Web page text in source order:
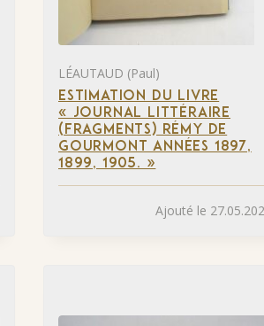
LÉAUTAUD (Paul)
ESTIMATION DU LIVRE
« JOURNAL LITTÉRAIRE
(FRAGMENTS) RÉMY DE
GOURMONT ANNÉES 1897,
1899, 1905. »
Ajouté le